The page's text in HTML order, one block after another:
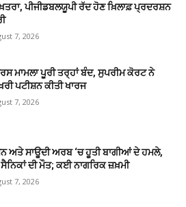
ਪੀਜੀਡਬਲਯੂਪੀ ਰੱਦ ਹੋਣ ਖ਼ਿਲਾਫ਼ ਪ੍ਰਦਰਸ਼ਨ
7, 2026
ਮਾਮਲਾ ਪੂਰੀ ਤਰ੍ਹਾਂ ਬੰਦ, ਸੁਪਰੀਮ ਕੋਰਟ ਨੇ
ਪਟੀਸ਼ਨ ਕੀਤੀ ਖਾਰਜ
7, 2026
ਅਤੇ ਸਾਊਦੀ ਅਰਬ ‘ਚ ਹੂਤੀ ਬਾਗੀਆਂ ਦੇ ਹਮਲੇ,
ਦੀ ਮੌਤ; ਕਈ ਨਾਗਰਿਕ ਜ਼ਖ਼ਮੀ
7, 2026